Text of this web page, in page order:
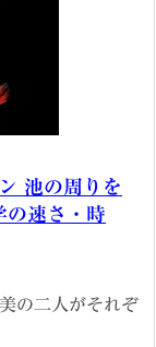
池の周りを
の速さ・時
の二人がそれぞ